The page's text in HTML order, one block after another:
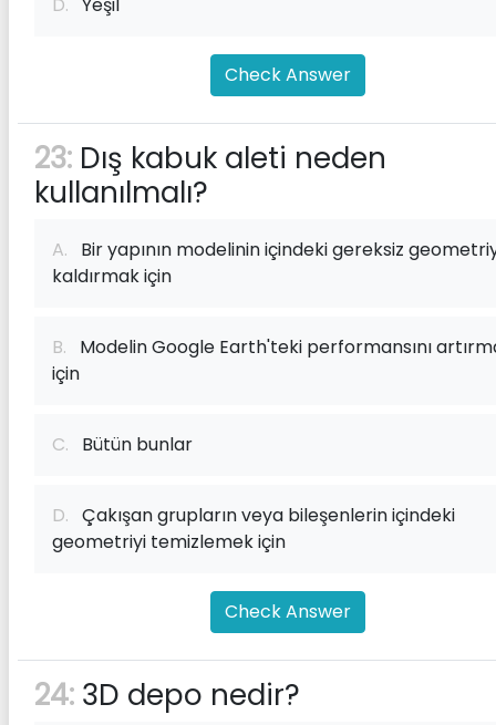
Check Answer
23: Dış kabuk aleti neden
kullanılmalı?
A. Bir yapının modelinin içindeki gereksiz
kaldırmak için
B. Modelin Google Earth'teki performansını
için
C. Bütün bunlar
D. Çakışan grupların veya bileşenlerin içindeki
geometriyi temizlemek için
Check Answer
24: 3D depo nedir?